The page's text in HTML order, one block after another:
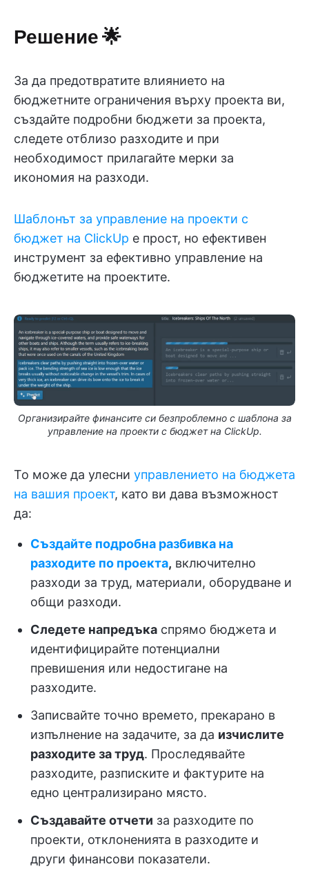
Решение🌟
За да предотвратите влиянието на
бюджетните ограничения върху проекта ви,
създайте подробни бюджети за проекта,
следете отблизо разходите и при
необходимост прилагайте мерки за
икономия на разходи.
Шаблонът за управление на проекти с
бюджет на ClickUp е прост, но ефективен
инструмент за ефективно управление на
бюджетите на проектите.
Организирайте финансите си безпроблемно с шаблона за
управление на проекти с бюджет на ClickUp.
То може да улесни управлението на бюджета
на вашия проект, като ви дава възможност
да:
Създайте подробна разбивка на
разходите по проекта, включително
разходи за труд, материали, оборудване и
общи разходи.
Следете напредъка спрямо бюджета и
идентифицирайте потенциални
превишения или недостигане на
разходите.
Записвайте точно времето, прекарано в
изпълнение на задачите, за да изчислите
разходите за труд. Проследявайте
разходите, разписките и фактурите на
едно централизирано място.
Създавайте отчети за разходите по
проекти, отклоненията в разходите и
други финансови показатели.